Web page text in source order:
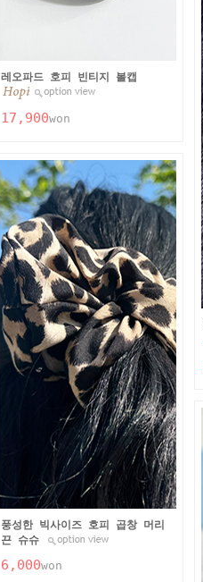
레오파드 호피 빈티지 볼캡
17,900won
풍성한 빅사이즈 호피 곱창 머리
끈 슈슈
6,000won